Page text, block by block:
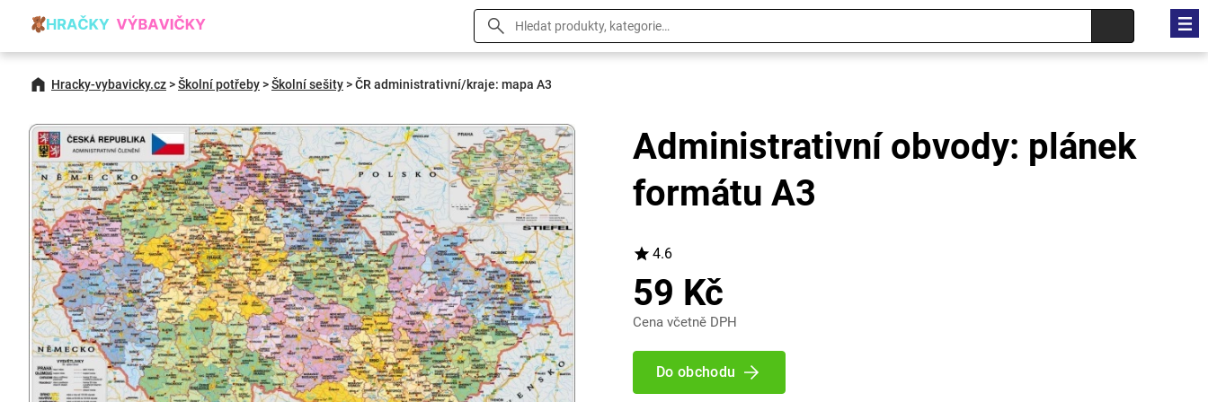
Hracky-vybavicky.cz>Školní potřeby>Školní sešity>ČR administrativní/kraje: mapa A3
Administrativní obvody: plánek
formátu A3
4.6
59 Kč
Cena včetně DPH
Do obchodu